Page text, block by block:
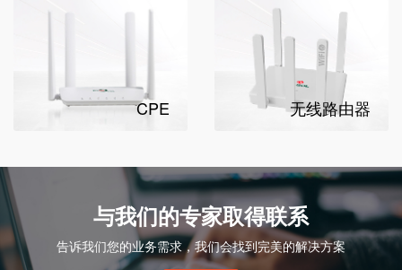
CPE 无线路由器
与我们的专家取得联系
告诉我们您的业务需求，我们会找到完美的解决方案